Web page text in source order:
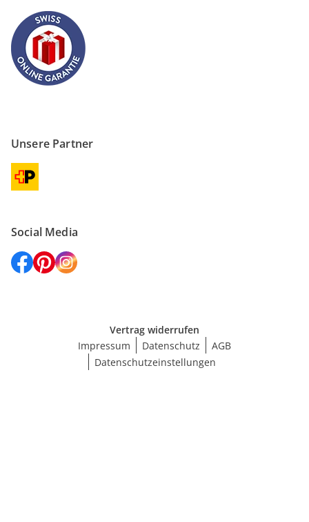
Unsere Partner
Social Media
Vertrag widerrufen
Impressum
Datenschutz
AGB
Datenschutzeinstellungen